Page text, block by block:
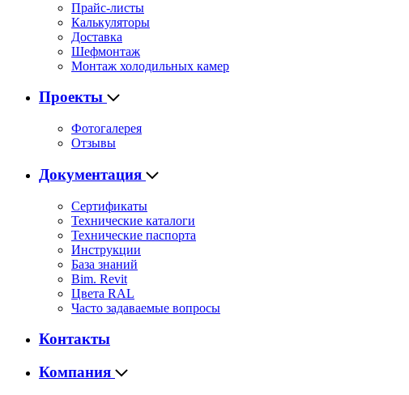
Прайс-листы
Калькуляторы
Доставка
Шефмонтаж
Монтаж холодильных камер
Проекты
Фотогалерея
Отзывы
Документация
Сертификаты
Технические каталоги
Технические паспорта
Инструкции
База знаний
Bim. Revit
Цвета RAL
Часто задаваемые вопросы
Контакты
Компания